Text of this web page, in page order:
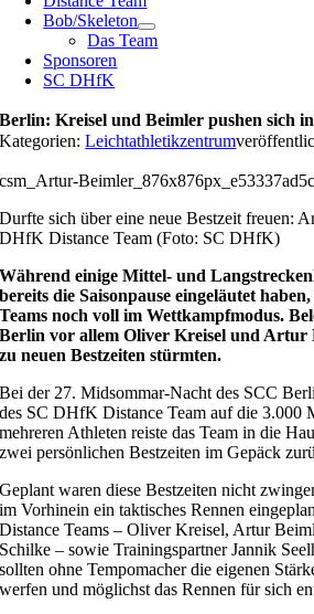
Bob/Skeleton
Das Team
Sponsoren
SC DHfK
Berlin: Kreisel und Beimler pushen sich
Kategorien:Leichtathletikzentrum
csm_Artur-Beimler_876x876px_e53337ad5c
Durfte sich über eine neue Bestzeit freuen:
DHfK Distance Team (Foto: SC DHfK)
Während einige Mittel- und
bereits die Saisonpause eingeläutet
Teams noch voll im Wettkampfmodus.
Berlin vor allem Oliver Kreisel und Artur
zu neuen Bestzeiten stürmten.
Bei der 27. Midsommar-Nacht des SCC
des SC DHfK Distance Team auf die 3.000
mehreren Athleten reiste das Team in die
zwei persönlichen Bestzeiten im Gepäck
Geplant waren diese Bestzeiten nicht
im Vorhinein ein taktisches Rennen
Distance Teams – Oliver Kreisel, Artur
Schilke – sowie Trainingspartner Jannik
sollten ohne Tempomacher die eigenen
werfen und möglichst das Rennen für sich